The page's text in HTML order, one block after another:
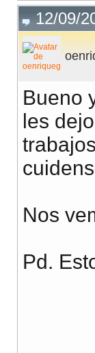
12/09/
Bueno
les
Nos
Pd.